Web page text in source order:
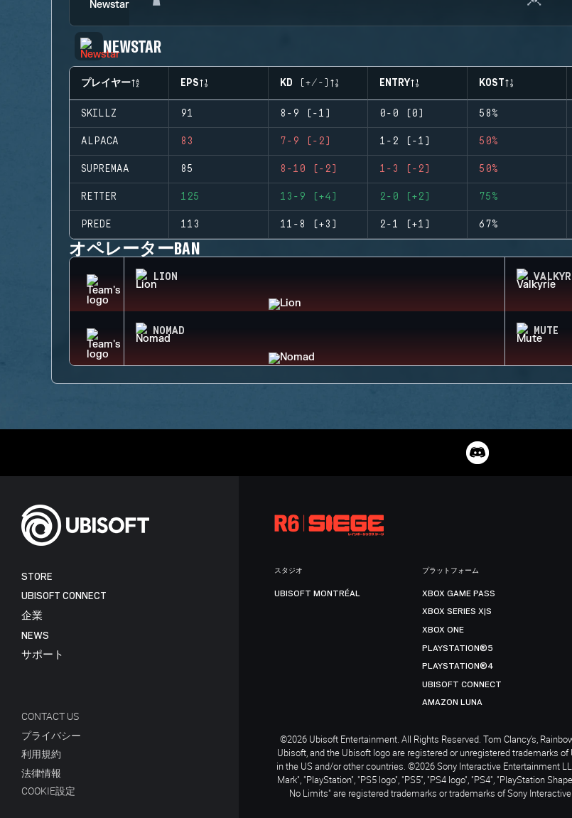
NEWSTAR
プレイヤー EPS KD (+/-) ENTRY KOST
SKILLZ 91 8-9 (-1) 0-0 (0) 58%
ALPACA 83 7-9 (-2) 1-2 (-1) 50%
SUPREMAA 85 8-10 (-2) 1-3 (-2) 50%
RETTER 125 13-9 (+4) 2-0 (+2) 75%
PREDE 113 11-8 (+3) 2-1 (+1) 67%
オペレーターBAN
LION
NOMAD MUTE
STORE
UBISOFT CONNECT
企業
NEWS
サポート
CONTACT US
プライバシー
利用規約
法律情報
COOKIE設定
スタジオ
UBISOFT MONTRÉAL
プラットフォーム
XBOX GAME PASS
XBOX SERIES X|S
XBOX ONE
PLAYSTATION®5
PLAYSTATION®4
UBISOFT CONNECT
AMAZON LUNA
©2026 Ubisoft Entertainment. All Rights Reserved. Tom Clancy’s,
Ubisoft, and the Ubisoft logo are registered or unregistered trademarks
in the US and/or other countries. ©2026 Sony Interactive Entertainment
Mark", "PlayStation", "PS5 logo", "PS5", "PS4 logo", "PS4", "PlayStation
No Limits" are registered trademarks or trademarks of Sony